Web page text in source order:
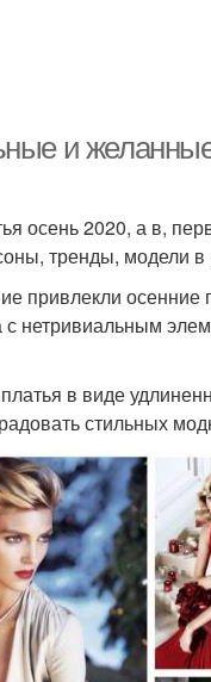
и
осень 2020, а в,
тренды, модели в
осенние
нетривиальным
в виде
стильных